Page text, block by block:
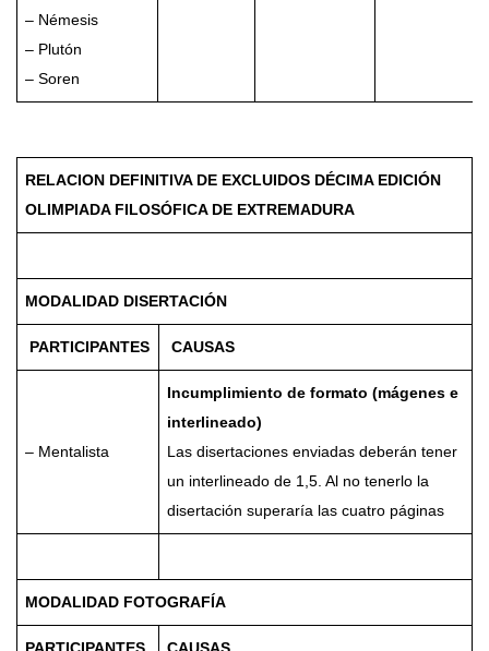
– Némesis
– Plutón
– Soren
RELACION DEFINITIVA DE EXCLUIDOS DÉCIMA EDICIÓN
OLIMPIADA FILOSÓFICA DE EXTREMADURA
MODALIDAD DISERTACIÓN
PARTICIPANTES CAUSAS
– Mentalista
Incumplimiento de formato (mágenes e
interlineado)
Las disertaciones enviadas deberán tener
un interlineado de 1,5. Al no tenerlo la
disertación superaría las cuatro páginas
MODALIDAD FOTOGRAFÍA